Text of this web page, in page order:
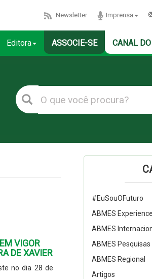
Newsletter Imprensa
Editora ASSOCIE-SE CANAL
VIGOR
DE XAVIER
no dia 28 de
#EuSouOFuturo
ABMES Experience
ABMES
ABMES Pesquisas
ABMES Regional
Artigos